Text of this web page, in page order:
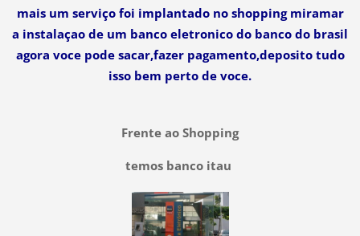
mais um serviço foi implantado no shopping miramar
a instalaçao de um banco eletronico do banco do brasil
agora voce pode sacar,fazer pagamento,deposito tudo
isso bem perto de voce.
Frente ao Shopping
temos banco itau